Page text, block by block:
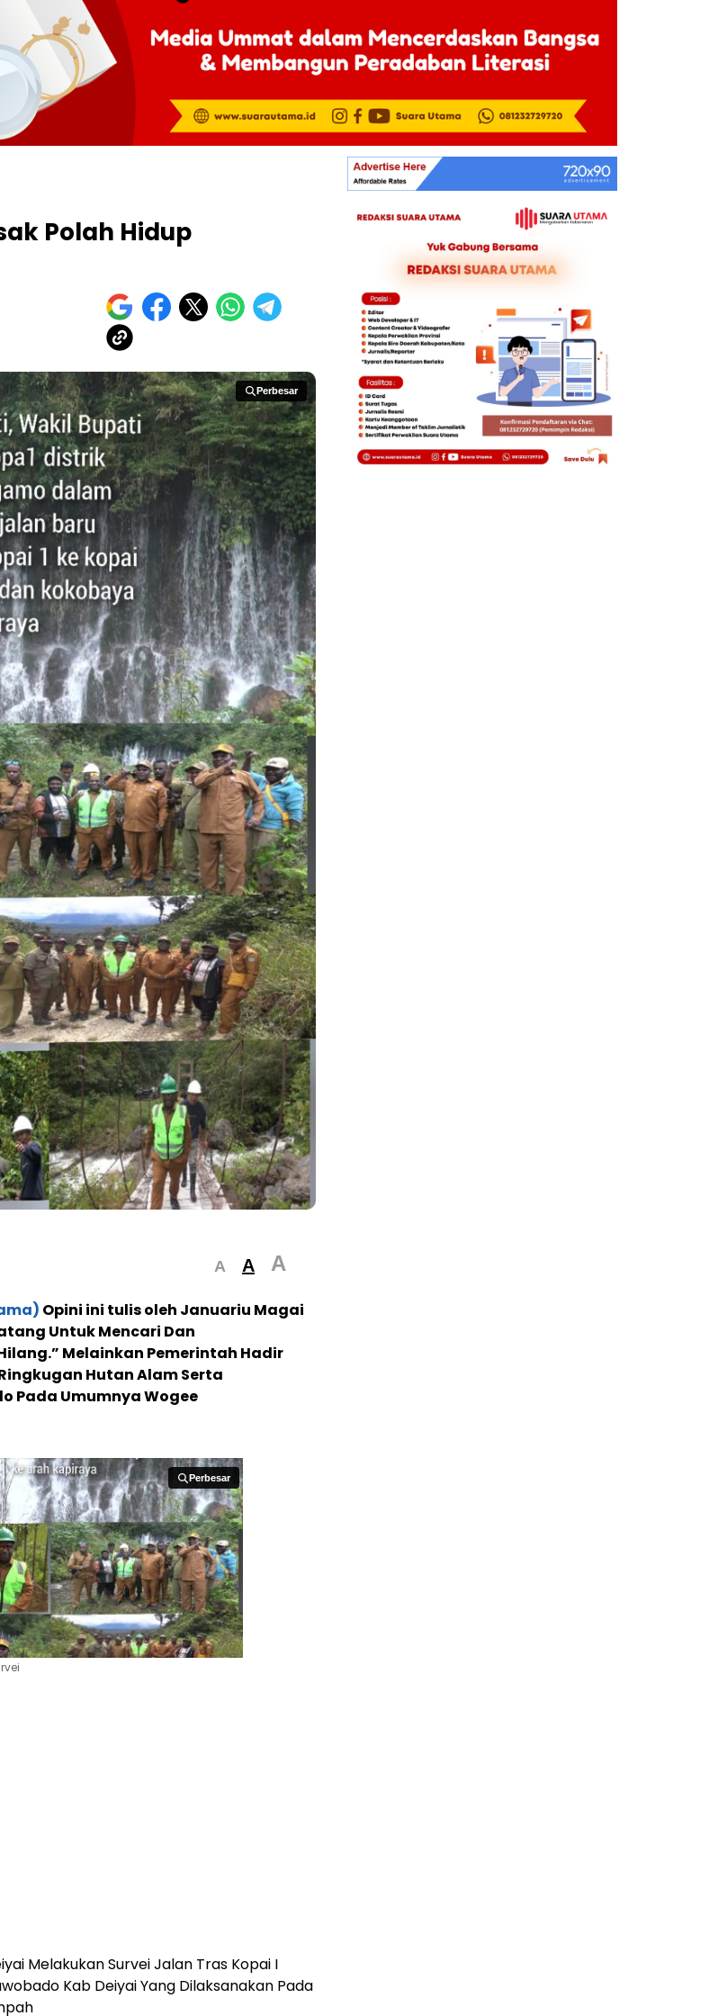
Polah Hidup
Perbesar
Perbesar
A A A
Opini ini tulis oleh Januariu Magai
Untuk Mencari Dan
Melainkan Pemerintah Hadir
Hutan Alam Serta
Pada Umumnya Wogee
Perbesar
Perbesar
Melakukan Survei Jalan Tras Kopai I
Kab Deiyai Yang Dilaksanakan Pada